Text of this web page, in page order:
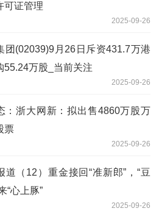
可证管理
2025-09-26
团(02039)9月26日斥资431.7万港
55.24万股_当前关注
2025-09-26
：浙大网新：拟出售4860万股万
票
2025-09-26
道（12）重金接回“准新郎”，“豆
“心上豚”
2025-09-26